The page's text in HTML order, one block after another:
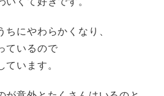
にやわらかくなり、
ているので
ています。